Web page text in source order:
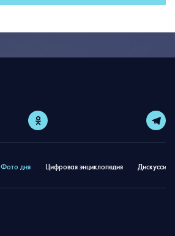
Фото дня Цифровая энциклопедия